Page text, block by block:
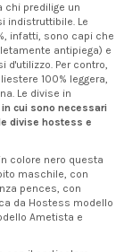
chi predilige un
indistruttibile. Le
infatti, sono capi che
antipiega) e
d'utilizzo. Per contro,
100% leggera,
Le divise in
cui sono necessari
divise hostess e
colore nero questa
maschile, con
pences, con
da Hostess modello
Ametista e